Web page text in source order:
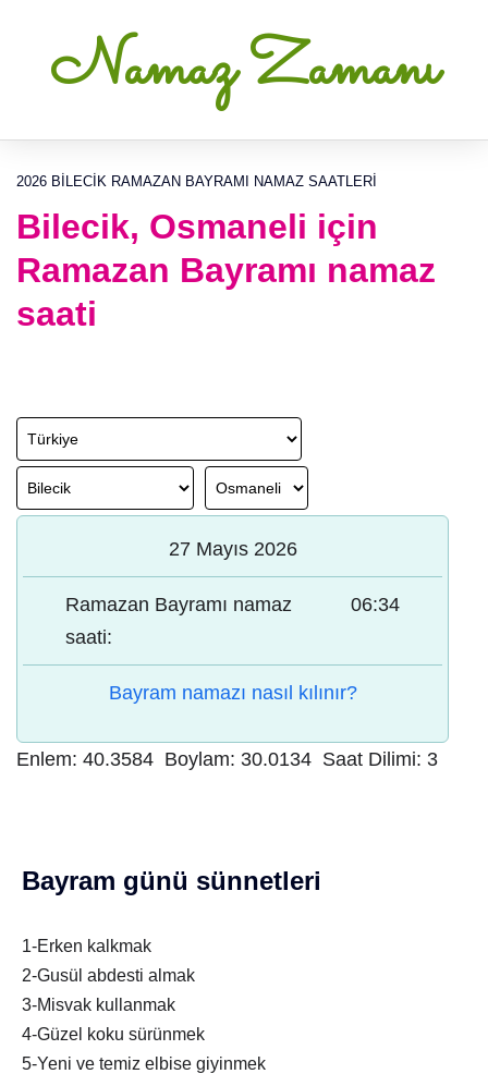
Namaz Zamanı
2026 BILECIK RAMAZAN BAYRAMI NAMAZ SAATLERI
Bilecik, Osmaneli için
Ramazan Bayramı namaz
saati
27 Mayıs 2026
Ramazan Bayramı namaz
saati:
06:34
Bayram namazı nasıl kılınır?
Enlem: 40.3584 Boylam: 30.0134 Saat Dilimi: 3
Bayram günü sünnetleri
1-Erken kalkmak
2-Gusül abdesti almak
3-Misvak kullanmak
4-Güzel koku sürünmek
5-Yeni ve temiz elbise giyinmek